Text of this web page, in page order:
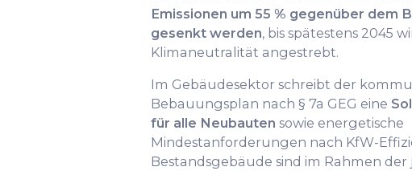
Emissionen um 55 % gegenüber dem
gesenkt werden, bis spätestens 2045
Klimaneutralität angestrebt.
Im Gebäudesektor schreibt der
Bebauungsplan nach § 7a GEG eine
für alle Neubauten sowie energetische
Mindestanforderungen nach KfW-
Bestandsgebäude sind im Rahmen der